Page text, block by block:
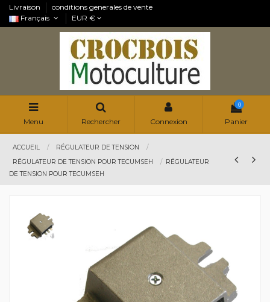
Livraison
conditions generales de vente
Français
EUR €
Menu Rechercher Connexion
0
Panier
ACCUEIL
RÉGULATEUR DE TENSION
RÉGULATEUR DE TENSION POUR TECUMSEH
RÉGULATEUR
DE TENSION POUR TECUMSEH